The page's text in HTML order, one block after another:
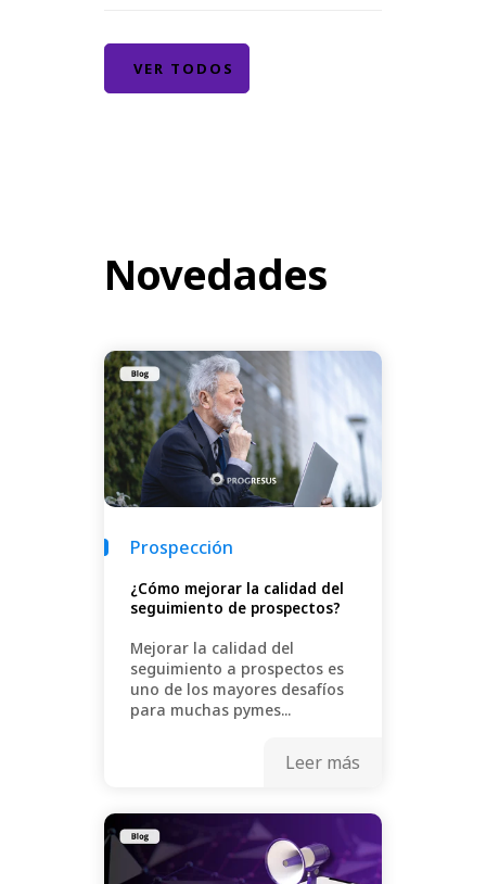
VER TODOS
Novedades
Prospección
¿Cómo mejorar la calidad del
seguimiento de prospectos?
Mejorar la calidad del
seguimiento a prospectos es
uno de los mayores desafíos
para muchas pymes...
Leer más